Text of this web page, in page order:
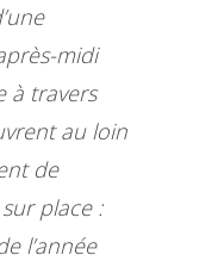
midi
à travers
au loin
de
place :
l’année